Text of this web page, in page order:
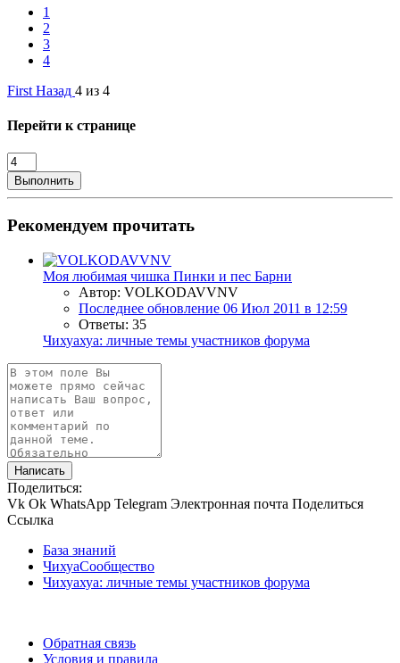
1
2
3
4
First Назад 4 из 4
Перейти к странице
Выполнить
Рекомендуем прочитать
Моя любимая чишка Пинки и пес Барни
Автор: VOLKODAVVNV
Последнее обновление 06 Июл 2011 в 12:59
Ответы: 35
Чихуахуа: личные темы участников форума
Написать
Поделиться:
Vk Ok WhatsApp Telegram Электронная почта Поделиться
Ссылка
База знаний
ЧихуаСообщество
Чихуахуа: личные темы участников форума
Обратная связь
Условия и правила